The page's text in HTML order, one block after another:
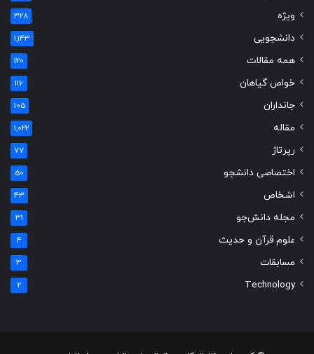
ویژه 328
دانشجویی 1,143
همه مقالات 120
خواص گیاهان 116
جانداران 105
مقاله 1,022
رپرتاژ 77
اختصاصی دانشجو 50
اشخاص 43
مجله دانش‌جو 31
علوم قرآن و حدیث 4
مسابقات 3
Technology
2